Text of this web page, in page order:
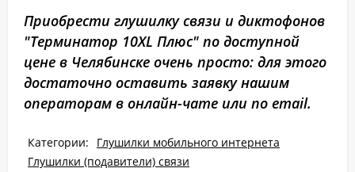
Приобрести глушилку связи и диктофонов
"Терминатор 10XL Плюс" по доступной
цене в Челябинске очень просто: для этого
достаточно оставить заявку нашим
операторам в онлайн-чате или по email.
Категории:
Глушилки мобильного интернета
Глушилки (подавители) связи